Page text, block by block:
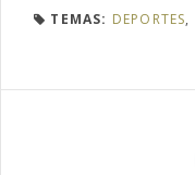
TEMAS: DEPORTES,